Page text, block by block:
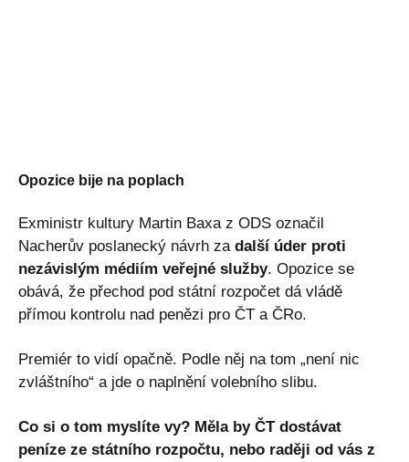
Opozice bije na poplach
Exministr kultury Martin Baxa z ODS označil
Nacherův poslanecký návrh za další úder proti
nezávislým médiím veřejné služby. Opozice se
obává, že přechod pod státní rozpočet dá vládě
přímou kontrolu nad penězi pro ČT a ČRo.
Premiér to vidí opačně. Podle něj na tom „není nic
zvláštního“ a jde o naplnění volebního slibu.
Co si o tom myslíte vy? Měla by ČT dostávat
peníze ze státního rozpočtu, nebo raději od vás z